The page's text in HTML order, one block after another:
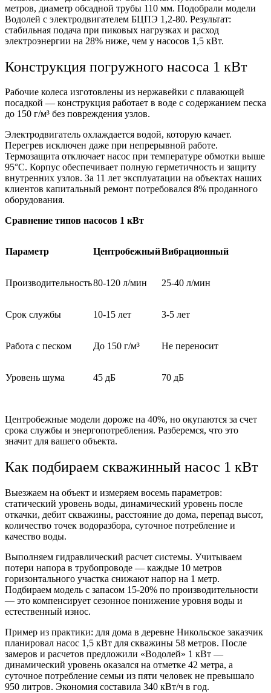
метров, диаметр обсадной трубы 110 мм. Подобрали модели
Водолей с электродвигателем БЦПЭ 1,2-80. Результат:
стабильная подача при пиковых нагрузках и расход
электроэнергии на 28% ниже, чем у насосов 1,5 кВт.
Конструкция погружного насоса 1 кВт
Рабочие колеса изготовлены из нержавейки с плавающей
посадкой — конструкция работает в воде с содержанием песка
до 150 г/м³ без повреждения узлов.
Электродвигатель охлаждается водой, которую качает.
Перегрев исключен даже при непрерывной работе.
Термозащита отключает насос при температуре обмотки выше
95°С. Корпус обеспечивает полную герметичность и защиту
внутренних узлов. За 11 лет эксплуатации на объектах наших
клиентов капитальный ремонт потребовался 8% проданного
оборудования.
Сравнение типов насосов 1 кВт
Параметр ЦентробежныйВибрационный
Производительность80-120 л/мин 25-40 л/мин
Срок службы 10-15 лет 3-5 лет
Работа с песком До 150 г/м³ Не переносит
Уровень шума 45 дБ 70 дБ
Центробежные модели дороже на 40%, но окупаются за счет
срока службы и энергопотребления. Разберемся, что это
значит для вашего объекта.
Как подбираем скважинный насос 1 кВт
Выезжаем на объект и измеряем восемь параметров:
статический уровень воды, динамический уровень после
откачки, дебит скважины, расстояние до дома, перепад высот,
количество точек водоразбора, суточное потребление и
качество воды.
Выполняем гидравлический расчет системы. Учитываем
потери напора в трубопроводе — каждые 10 метров
горизонтального участка снижают напор на 1 метр.
Подбираем модель с запасом 15-20% по производительности
— это компенсирует сезонное понижение уровня воды и
естественный износ.
Пример из практики: для дома в деревне Никольское заказчик
планировал насос 1,5 кВт для скважины 58 метров. После
замеров и расчетов предложили «Водолей» 1 кВт —
динамический уровень оказался на отметке 42 метра, а
суточное потребление семьи из пяти человек не превышало
950 литров. Экономия составила 340 кВт/ч в год.